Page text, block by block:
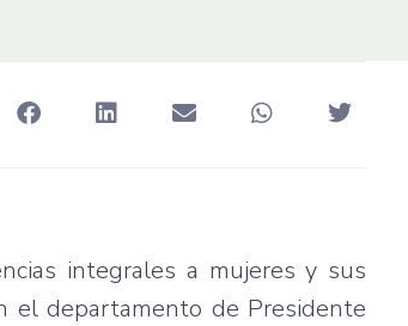
integrales a mujeres y sus
el departamento de Presidente